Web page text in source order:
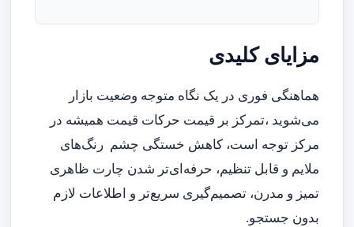
مزایای کلیدی
هماهنگی فوری در یک نگاه متوجه وضعیت بازار
می‌شوید ،تمرکز بر قیمت حرکات قیمت همیشه در
مرکز توجه است، کاهش خستگی چشم رنگ‌های
ملایم و قابل تنظیم، حرفه‌ای‌تر شدن چارت ظاهری
تمیز و مدرن، تصمیم‌گیری سریع‌تر و اطلاعات لازم
بدون جستجو.